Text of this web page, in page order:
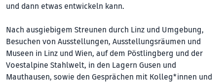
und dann etwas entwickeln kann.
Nach ausgiebigem Streunen durch Linz und Umgebung,
Besuchen von Ausstellungen, Ausstellungsräumen und
Museen in Linz und Wien, auf dem Pöstlingberg und der
Voestalpine Stahlwelt, in den Lagern Gusen und
Mauthausen, sowie den Gesprä­chen mit Kolleg*innen und